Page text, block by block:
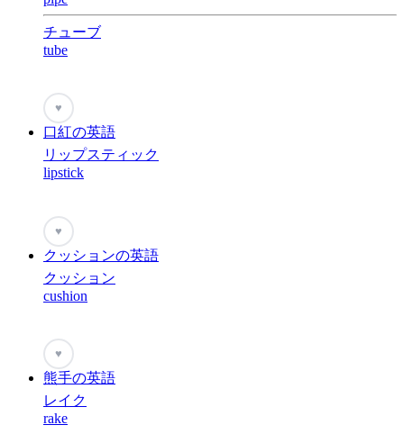
チューブ
tube
♥
口紅の英語
リップスティック
lipstick
♥
クッションの英語
クッション
cushion
♥
熊手の英語
レイク
rake